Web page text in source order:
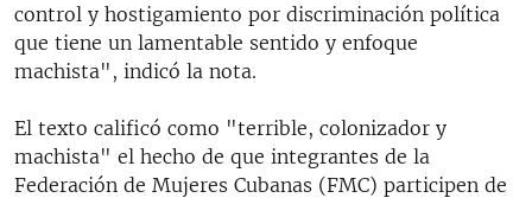
control y hostigamiento por discriminación política
que tiene un lamentable sentido y enfoque
machista", indicó la nota.
El texto calificó como "terrible, colonizador y
machista" el hecho de que integrantes de la
Federación de Mujeres Cubanas (FMC) participen de